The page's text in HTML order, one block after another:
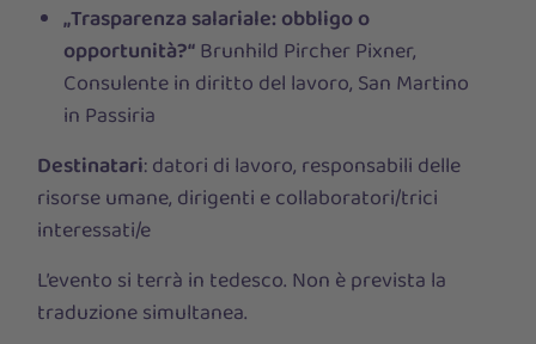
„Trasparenza salariale: obbligo o
opportunità?“Brunhild Pircher Pixner,
Consulente in diritto del lavoro, San Martino
in Passiria
Destinatari: datori di lavoro, responsabili delle
risorse umane, dirigenti e collaboratori/trici
interessati/e
L’evento si terrà in tedesco. Non è prevista la
traduzione simultanea.